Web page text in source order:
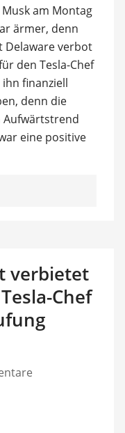
am Montag
ärmer, denn
Delaware verbot
den Tesla-Chef
finanziell
denn die
Aufwärtstrend
eine positive
verbietet
Chef